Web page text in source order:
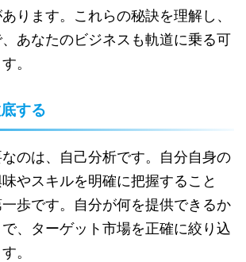
ります。これらの秘訣を理解し、
あなたのビジネスも軌道に乗る可
。
する
のは、自己分析です。自分自身の
やスキルを明確に把握すること
歩です。自分が何を提供できるか
、ターゲット市場を正確に絞り込
。